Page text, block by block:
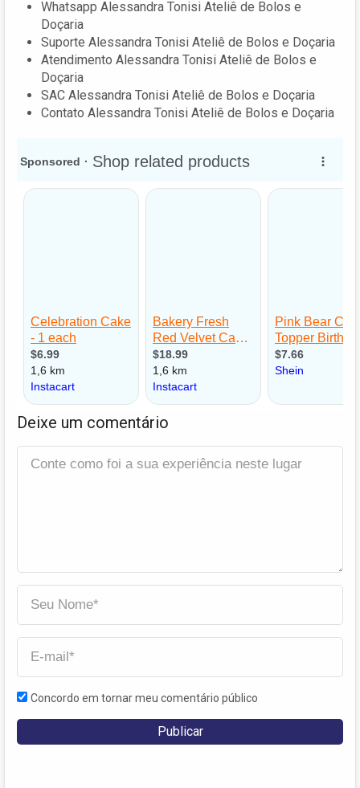
Whatsapp Alessandra Tonisi Ateliê de Bolos e
Doçaria
Suporte Alessandra Tonisi Ateliê de Bolos e Doçaria
Atendimento Alessandra Tonisi Ateliê de Bolos e
Doçaria
SAC Alessandra Tonisi Ateliê de Bolos e Doçaria
Contato Alessandra Tonisi Ateliê de Bolos e Doçaria
Deixe um comentário
Concordo em tornar meu comentário público